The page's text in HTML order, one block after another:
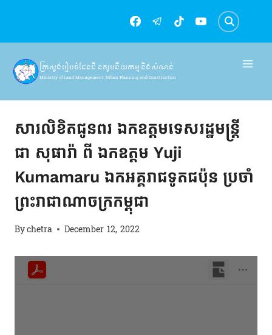
content
ក្រសួងរៀបចំដែនដី នគរូបនីយកម្ម និងសំណង់
Ministry of Land Management, Urban Planning and Construction
សារលិខិតជូនពរ ឯកឧត្តមទេសរដ្ឋមន្ត្រី
ជា សុផារ៉ា ពី ឯកឧត្តម Yuji
Kumamaru ឯកអគ្គរាជទូតជប៉ុន ប្រចាំ
ព្រះរាជាណាចក្រកម្ពុជា
Bychetra December 12, 2022